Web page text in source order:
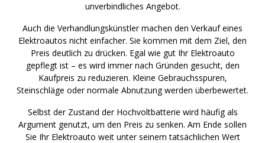
unverbindliches Angebot.
Auch die Verhandlungskünstler machen den Verkauf eines
Elektroautos nicht einfacher. Sie kommen mit dem Ziel, den
Preis deutlich zu drücken. Egal wie gut Ihr Elektroauto
gepflegt ist – es wird immer nach Gründen gesucht, den
Kaufpreis zu reduzieren. Kleine Gebrauchsspuren,
Steinschläge oder normale Abnutzung werden überbewertet.
Selbst der Zustand der Hochvoltbatterie wird häufig als
Argument genutzt, um den Preis zu senken. Am Ende sollen
Sie Ihr Elektroauto weit unter seinem tatsächlichen Wert